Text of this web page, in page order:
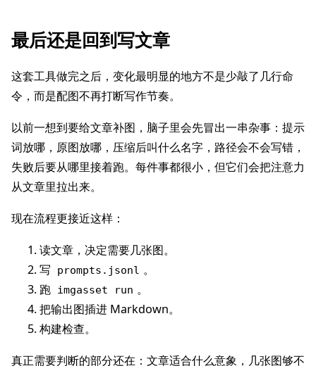
最后还是回到写文章
这套工具做完之后，变化最明显的地方不是少敲了几行命
令，而是配图不再打断写作节奏。
以前一想到要给文章补图，脑子里会先冒出一串杂事：提示
词放哪，原图放哪，压缩后叫什么名字，路径会不会写错，
失败后要从哪里接着跑。每件事都很小，但它们会把注意力
从文章里拉出来。
现在流程更接近这样：
读文章，决定需要几张图。
写
prompts.jsonl 。
跑 imgasset run 。
把输出图插进 Markdown。
构建检查。
真正需要判断的部分还在：文章适合什么意象，几张图够不